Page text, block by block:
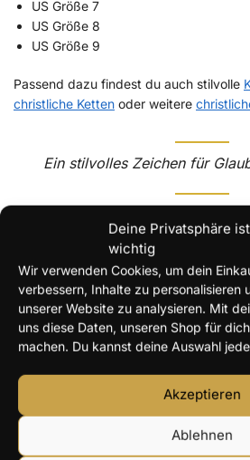
Deine Privatsphäre
wichtig
Wir verwenden Cookies, um dein
verbessern, Inhalte zu personalisieren
unserer Website zu analysieren. Mit
uns diese Daten, unseren Shop für
machen. Du kannst deine Auswahl
Akzeptieren
Ablehnen
US Größe 7
US Größe 8
US Größe 9
Passend dazu findest du auch stilvolle
christliche Ketten oder weitere
Ein stilvolles Zeichen für
„Der HERR ist meine
Schild.“
– Psalm 28:7